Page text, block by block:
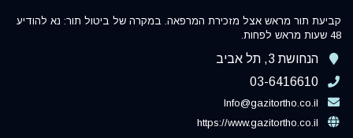
קביעת תור מראש אצל מזכירת המרפאה. במקרה של ביטול תור: נא להודיע
48 שעות מראש לפחות.
הנחושת 3, תל אביב
03-6416610
Info@gazitortho.co.il
https://www.gazitortho.co.il